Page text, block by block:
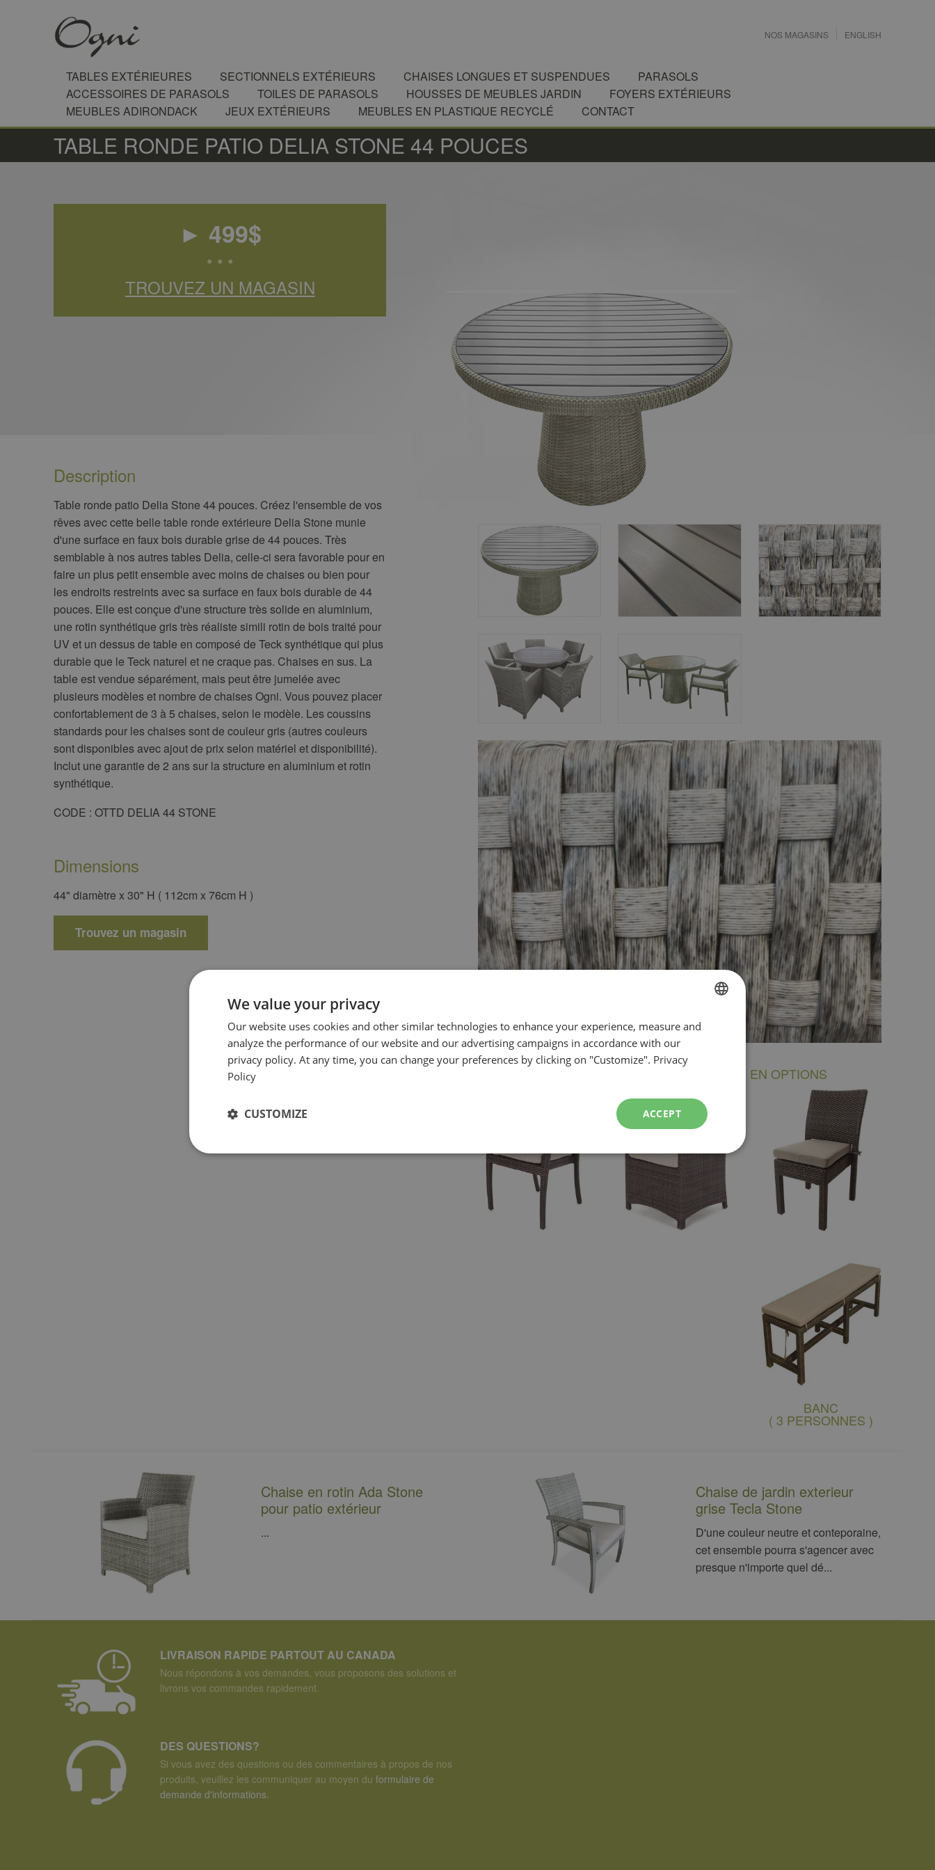
NOS MAGASINS ENGLISH
TABLES EXTÉRIEURES SECTIONNELS EXTÉRIEURS CHAISES LONGUES ET SUSPENDUES
PARASOLS
ACCESSOIRES DE PARASOLS
TOILES DE PARASOLS HOUSSES DE MEUBLES JARDIN
FOYERS EXTÉRIEURS
MEUBLES ADIRONDACK
JEUX EXTÉRIEURS MEUBLES EN PLASTIQUE RECYCLÉ CONTACT
TABLE RONDE PATIO DELIA STONE 44 POUCES
► 499$
• • •
TROUVEZ UN MAGASIN
Description
​Table ronde patio Delia Stone 44 pouces. Créez l'ensemble de vos
rêves avec cette belle table ronde extérieure Delia Stone munie
d'une surface en faux bois durable grise de 44 pouces. Très
semblable à nos autres tables Delia, celle-ci sera favorable pour en
faire un plus petit ensemble avec moins de chaises ou bien pour
les endroits restreints avec sa surface en faux bois durable de 44
pouces. Elle est conçue d'une structure très solide en aluminium,
une rotin synthétique gris très réaliste simili rotin de bois traité pour
UV et un dessus de table en composé de Teck synthétique qui plus
durable que le Teck naturel et ne craque pas. Chaises en sus. La
table est vendue séparément, mais peut être jumelée avec
plusieurs modèles et nombre de chaises Ogni. Vous pouvez placer
confortablement de 3 à 5 chaises, selon le modèle. Les coussins
standards pour les chaises sont de couleur gris (autres couleurs
sont disponibles avec ajout de prix selon matériel et disponibilité).
Inclut une garantie de 2 ans sur la structure en aluminium et rotin
synthétique.
​CODE : OTTD DELIA 44 STONE
Dimensions
44" diamètre x 30" H ( 112cm x 76cm H )
Trouvez un magasin
NOS CHOIX DE CHAISES VENDUES EN OPTIONS
BANC
( 3 PERSONNES )
Chaise en rotin Ada Stone
pour patio extérieur
...
Chaise de jardin exterieur
grise Tecla Stone
D'une couleur neutre et conteporaine,
cet ensemble pourra s'agencer avec
presque n'importe quel dé...
LIVRAISON RAPIDE PARTOUT AU CANADA
Nous répondons à vos demandes, vous proposons des solutions et
livrons vos commandes rapidement.
DES QUESTIONS?
Si vous avez des questions ou des commentaires à propos de nos
produits, veuillez les communiquer au moyen du formulaire de
demande d'informations.
FRENCH
ENGLISH
We value your privacy
Our website uses cookies and other similar technologies to enhance your experience, measure and
analyze the performance of our website and our advertising campaigns in accordance with our
privacy policy. At any time, you can change your preferences by clicking on "Customize". Privacy
Policy
ACCEPT
CUSTOMIZE